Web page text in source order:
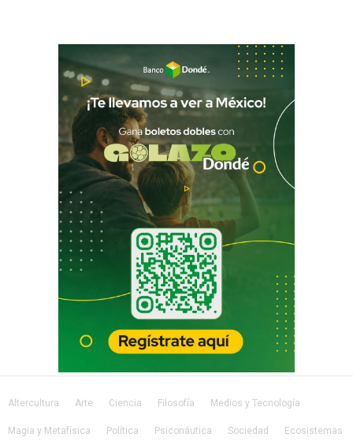
Altercultura Arte Ciencia Filosofía Medios y Tecnología
Magia y Metafísica Política Psiconáutica Sociedad Ecosistemas